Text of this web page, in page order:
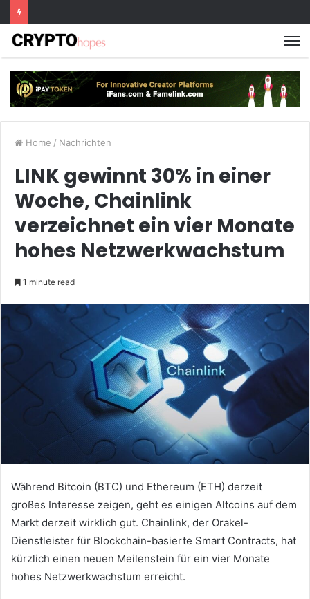
Home / Nachrichten
LINK gewinnt 30% in einer
Woche, Chainlink
verzeichnet ein vier Monate
hohes Netzwerkwachstum
1 minute read
Während Bitcoin (BTC) und Ethereum (ETH) derzeit
großes Interesse zeigen, geht es einigen Altcoins auf dem
Markt derzeit wirklich gut. Chainlink, der Orakel-
Dienstleister für Blockchain-basierte Smart Contracts, hat
kürzlich einen neuen Meilenstein für ein vier Monate
hohes Netzwerkwachstum erreicht.